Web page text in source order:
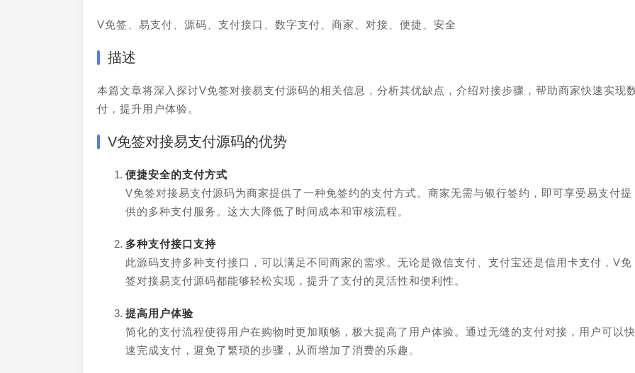
V免签、易支付、源码、支付接口、数字支付、商家、对接、便捷、安全
描述
本篇文章将深入探讨V免签对接易支付源码的相关信息，分析其优缺点，介绍对接步骤，帮助商家快速实现
付，提升用户体验。
V免签对接易支付源码的优势
便捷安全的支付方式
V免签对接易支付源码为商家提供了一种免签约的支付方式。商家无需与银行签约，即可享受易支付提
供的多种支付服务。这大大降低了时间成本和审核流程。
多种支付接口支持
此源码支持多种支付接口，可以满足不同商家的需求。无论是微信支付、支付宝还是信用卡支付，V免
签对接易支付源码都能够轻松实现，提升了支付的灵活性和便利性。
提高用户体验
简化的支付流程使得用户在购物时更加顺畅，极大提高了用户体验。通过无缝的支付对接，用户可以快
速完成支付，避免了繁琐的步骤，从而增加了消费的乐趣。